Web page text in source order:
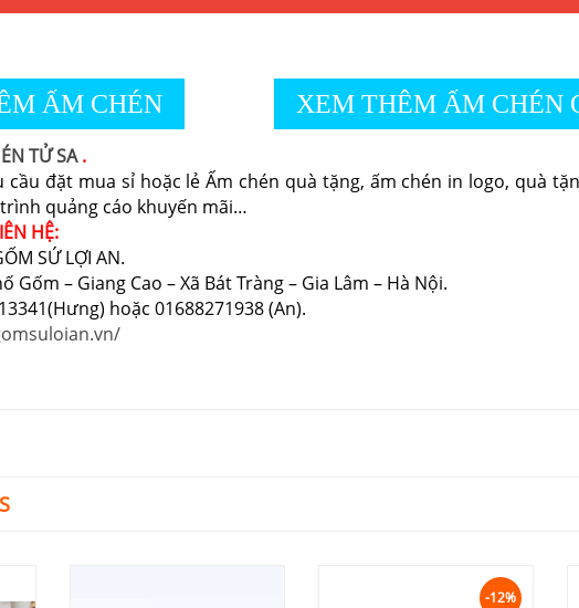
ẤM CHÉN XEM THÊM ẤM CHÉN
TỬ SA.
cầu đặt mua sỉ hoặc lẻ Ấm chén quà tặng, ấm chén in logo, quà
quảng cáo khuyến mãi…
HỆ:
SỨ LỢI AN.
Gốm – Giang Cao – Xã Bát Tràng – Gia Lâm – Hà Nội.
hoặc 01688271938 (An).
-12%